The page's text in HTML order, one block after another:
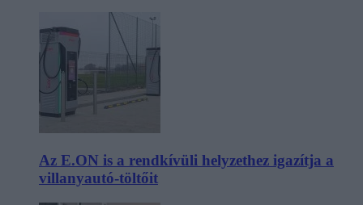
Az E.ON is a rendkívüli helyzethez igazítja a
villanyautó-töltőit